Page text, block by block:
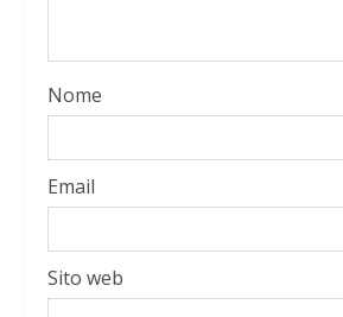
Nome
Email
Sito web